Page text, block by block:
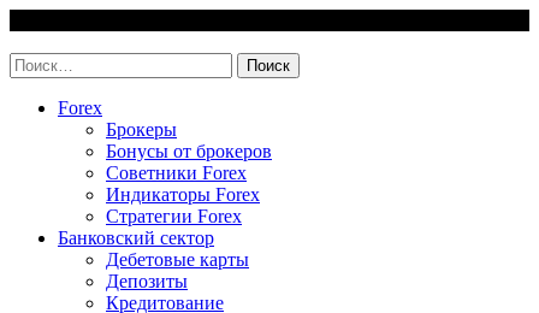
content
Найти:
Forex
Брокеры
Бонусы от брокеров
Советники Forex
Индикаторы Forex
Стратегии Forex
Банковский сектор
Дебетовые карты
Депозиты
Кредитование